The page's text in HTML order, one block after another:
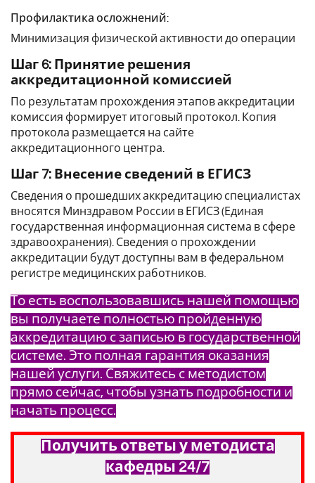
Профилактика осложнений:
Минимизация физической активности до операции
Шаг 6: Принятие решения
аккредитационной комиссией
По результатам прохождения этапов аккредитации
комиссия формирует итоговый протокол. Копия
протокола размещается на сайте
аккредитационного центра.
Шаг 7: Внесение сведений в ЕГИСЗ
Сведения о прошедших аккредитацию специалистах
вносятся Минздравом России в ЕГИСЗ (Единая
государственная информационная система в сфере
здравоохранения). Сведения о прохождении
аккредитации будут доступны вам в федеральном
регистре медицинских работников.
То есть воспользовавшись нашей помощью
вы получаете полностью пройденную
аккредитацию с записью в государственной
системе. Это полная гарантия оказания
нашей услуги. Свяжитесь с методистом
прямо сейчас, чтобы узнать подробности и
начать процесс.
Получить ответы у методиста
кафедры 24/7